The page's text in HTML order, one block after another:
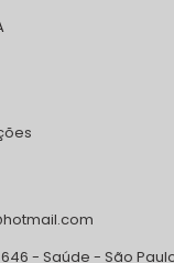
- Saúde - São